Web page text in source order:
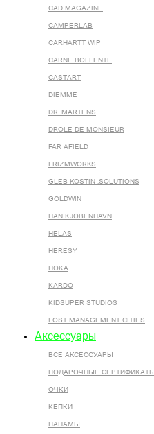
CAD MAGAZINE
CAMPERLAB
CARHARTT WIP
CARNE BOLLENTE
CASTART
DIEMME
DR. MARTENS
DROLE DE MONSIEUR
FAR AFIELD
FRIZMWORKS
GLEB KOSTIN .SOLUTIONS
GOLDWIN
HAN KJOBENHAVN
HELAS
HERESY
HOKA
KARDO
KIDSUPER STUDIOS
LOST MANAGEMENT CITIES
Аксессуары
ВСЕ AКСЕССУАРЫ
ПОДАРОЧНЫЕ СЕРТИФИКАТЫ
ОЧКИ
КЕПКИ
ПАНАМЫ